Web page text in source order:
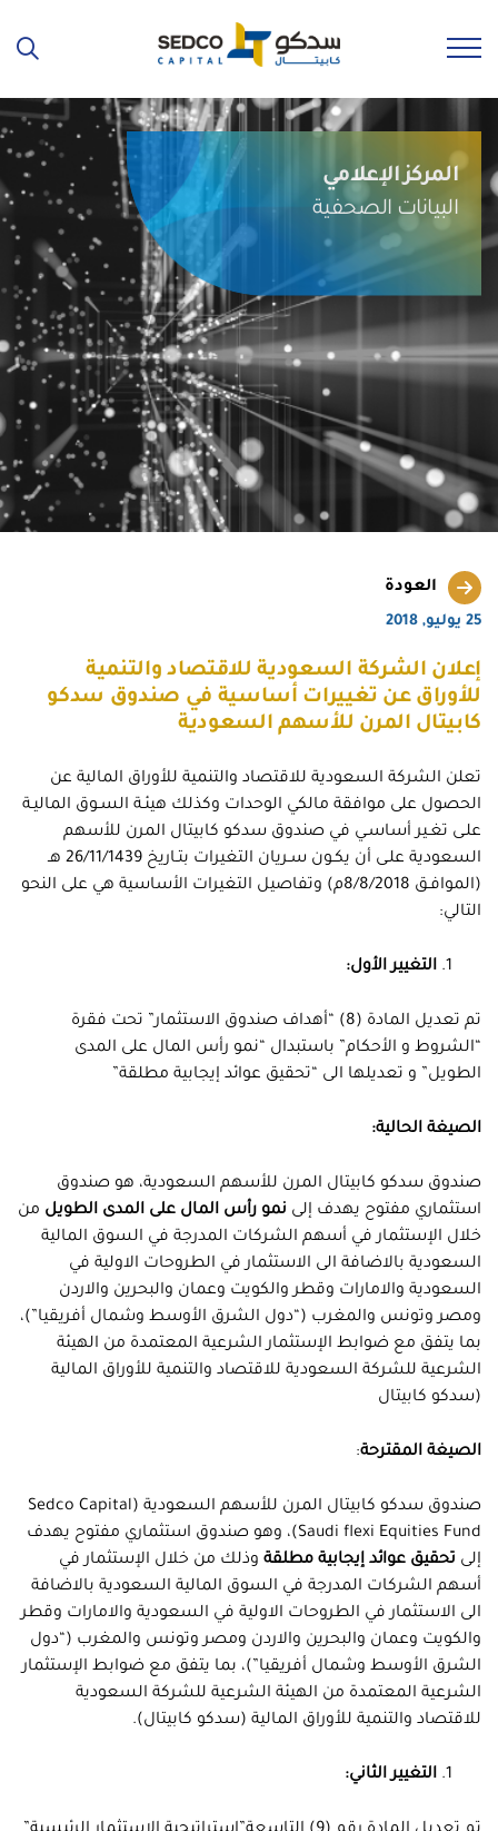
المركز الإعلامي
البيانات الصحفية
العودة
25 يوليو, 2018
إعلان الشركة السعودية للاقتصاد والتنمية
للأوراق عن تغييرات أساسية في صندوق سدكو
كابيتال المرن للأسهم السعودية
تعلن الشركة السعودية للاقتصاد والتنمية للأوراق المالية عن
الحصول على موافقة مالكي الوحدات وكذلك هيئـة السـوق الماليـة
علـى تغـير أساسـي في صندوق سدكو كابيتال المرن للأسهم
السعودية علـى أن يكـون سـريان التغيرات بتـاريخ 26/11/1439 هـ
(الموافـق 8/8/2018م) وتفاصيل التغيرات الأساسية هي على النحو
التالي:
التغيير الأول:
تم تعديل المادة (8) “أهداف صندوق الاستثمار” تحت فقرة
“الشروط و الأحكام” باستبدال “نمو رأس المال على المدى
الطويل” و تعديلها الى “تحقيق عوائد إيجابية مطلقة”
الصيغة الحالية:
صندوق سدكو كابيتال المرن للأسهم السعودية، هو صندوق
استثماري مفتوح يهدف إلى نمو رأس المال على المدى الطويل من
خلال الإستثمار في أسهم الشركات المدرجة في السوق المالية
السعودية بالاضافة الى الاستثمار في الطروحات الاولية في
السعودية والامارات وقطر والكويت وعمان والبحرين والاردن
ومصر وتونس والمغرب (“دول الشرق الأوسط وشمال أفريقيا”)،
بما يتفق مع ضوابط الإستثمار الشرعية المعتمدة من الهيئة
الشرعية للشركة السعودية للاقتصاد والتنمية للأوراق المالية
(سدكو كابيتال
الصيغة المقترحة:
صندوق سدكو كابيتال المرن للأسهم السعودية (Sedco Capital
Saudi flexi Equities Fund)، وهو صندوق استثماري مفتوح يهدف
إلى تحقيق عوائد إيجابية مطلقة وذلك من خلال الإستثمار في
أسهم الشركات المدرجة في السوق المالية السعودية بالاضافة
الى الاستثمار في الطروحات الاولية في السعودية والامارات وقطر
والكويت وعمان والبحرين والاردن ومصر وتونس والمغرب (“دول
الشرق الأوسط وشمال أفريقيا”)، بما يتفق مع ضوابط الإستثمار
الشرعية المعتمدة من الهيئة الشرعية للشركة السعودية
للاقتصاد والتنمية للأوراق المالية (سدكو كابيتال).
التغيير الثاني: